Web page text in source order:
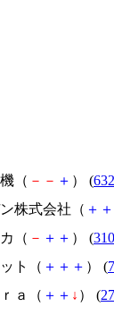
（ － － ＋ ） (
株式会社（ ＋ ＋
（ － ＋ ＋ ） (
ト（ ＋ ＋ ＋ ） (
ａ（ ＋ ＋ ↓ ） (